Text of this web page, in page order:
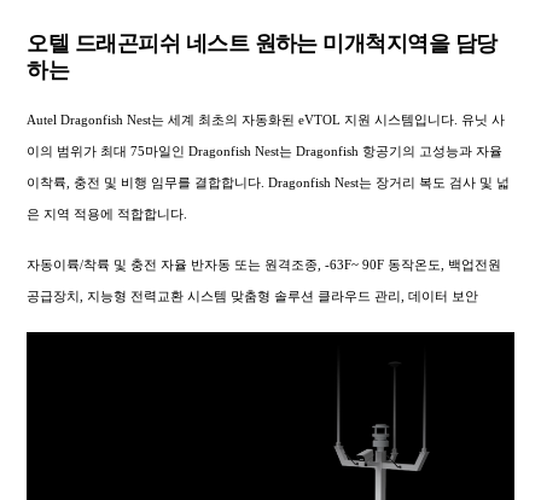
오텔 드래곤피쉬 네스트 원하는 미개척지역을 담당
하는
Autel Dragonfish Nest는 세계 최초의 자동화된 eVTOL 지원 시스템입니다. 유닛 사
이의 범위가 최대 75마일인 Dragonfish Nest는 Dragonfish 항공기의 고성능과 자율
이착륙, 충전 및 비행 임무를 결합합니다. Dragonfish Nest는 장거리 복도 검사 및 넓
은 지역 적용에 적합합니다.
자동이륙/착륙 및 충전 자율 반자동 또는 원격조종, -63F~ 90F 동작온도, 백업전원
공급장치, 지능형 전력교환 시스템 맞춤형 솔루션 클라우드 관리, 데이터 보안